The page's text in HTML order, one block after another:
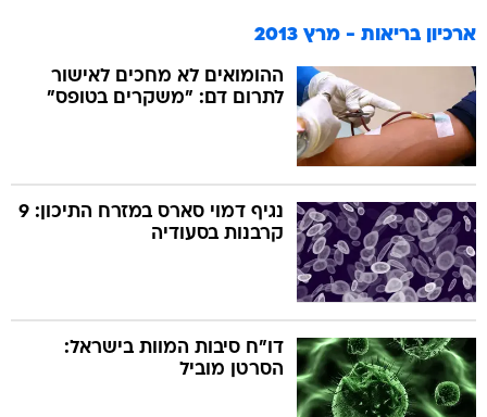
ארכיון בריאות - מרץ 2013
ההומואים לא מחכים לאישור
לתרום דם: "משקרים בטופס"
נגיף דמוי סארס במזרח התיכון: 9
קרבנות בסעודיה
דו"ח סיבות המוות בישראל:
הסרטן מוביל